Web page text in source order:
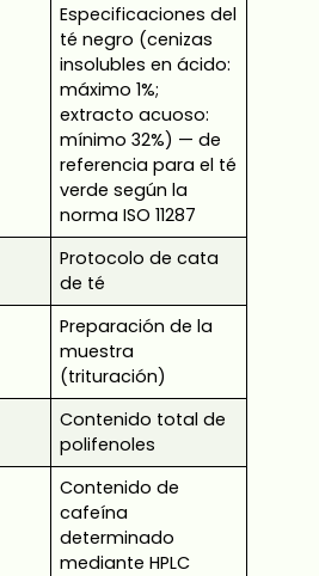
Especificaciones del
té negro (cenizas
insolubles en ácido:
máximo 1%;
extracto acuoso:
mínimo 32%) — de
referencia para el té
verde según la
norma ISO 11287
Protocolo de cata
de té
Preparación de la
muestra
(trituración)
Contenido total de
polifenoles
Contenido de
cafeína
determinado
mediante HPLC